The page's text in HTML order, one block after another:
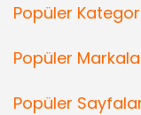
Popüler
Popüler
Popüler